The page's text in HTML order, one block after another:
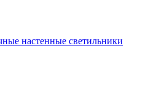
настенные светильники